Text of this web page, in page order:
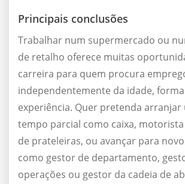
Principais conclusões
Trabalhar num supermercado ou
de retalho oferece muitas
carreira para quem procura
independentemente da idade,
experiência. Quer pretenda arranjar
tempo parcial como caixa,
de prateleiras, ou avançar para
como gestor de departamento,
operações ou gestor da cadeia de